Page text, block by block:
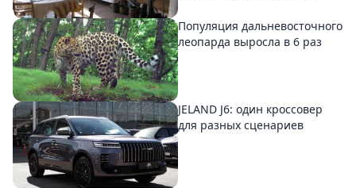
Популяция дальневосточного
леопарда выросла в 6 раз
JELAND J6: один кроссовер
для разных сценариев